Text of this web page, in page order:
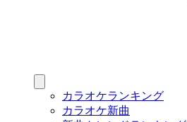
カラオケランキング
カラオケ新曲